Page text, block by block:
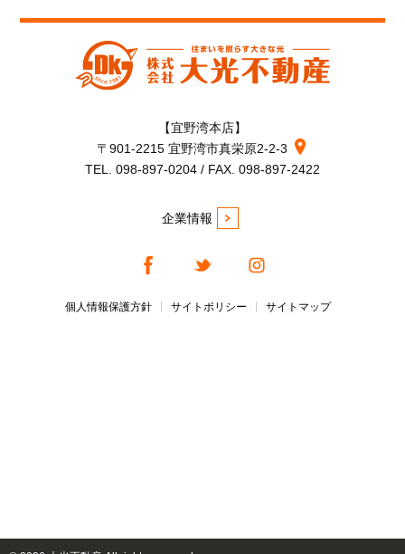
【宜野湾本店】
〒901-2215 宜野湾市真栄原2-2-3
TEL. 098-897-0204 / FAX. 098-897-2422
企業情報
個人情報保護方針 サイトポリシー サイトマップ